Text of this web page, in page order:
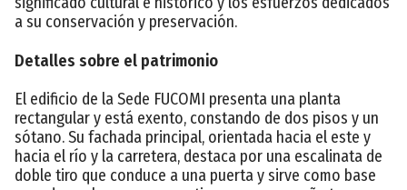
a su conservación y preservación.
Detalles sobre el patrimonio
El edificio de la Sede FUCOMI presenta una planta
rectangular y está exento, constando de dos pisos y un
sótano. Su fachada principal, orientada hacia el este y
hacia el río y la carretera, destaca por una escalinata de
doble tiro que conduce a una puerta y sirve como base